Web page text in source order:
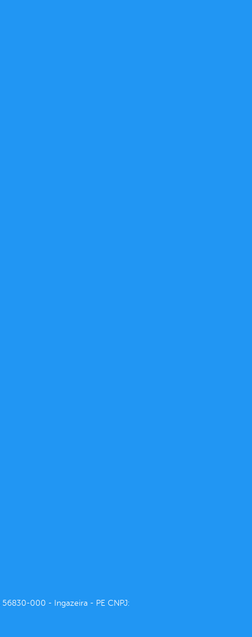
56830-000 - Ingazeira - PE CNPJ: